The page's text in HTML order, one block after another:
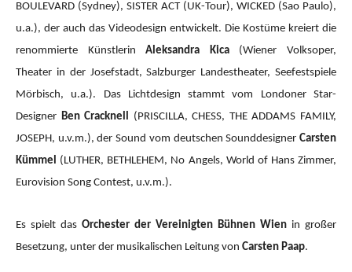
BOULEVARD (Sydney), SISTER ACT (UK-Tour), WICKED (Sao Paulo),
u.a.), der auch das Videodesign entwickelt. Die Kostüme kreiert die
renommierte KünstlerinAleksandra Kica(Wiener Volksoper,
Theater in der Josefstadt, Salzburger Landestheater, Seefestspiele
Mörbisch, u.a.). Das Lichtdesign stammt vom Londoner Star-
Designer Ben Cracknell (PRISCILLA, CHESS, THE ADDAMS FAMILY,
JOSEPH, u.v.m.), der Sound vom deutschen Sounddesigner Carsten
Kümmel (LUTHER, BETHLEHEM, No Angels, World of Hans Zimmer,
Eurovision Song Contest, u.v.m.).
Es spielt das Orchester der Vereinigten Bühnen Wien in großer
Besetzung, unter der musikalischen Leitung von Carsten Paap.